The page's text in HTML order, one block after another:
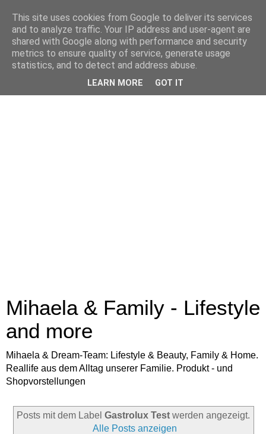
Mihaela & Family - Lifestyle
and more
Mihaela & Dream-Team: Lifestyle & Beauty, Family & Home.
Reallife aus dem Alltag unserer Familie. Produkt - und
Shopvorstellungen
Posts mit dem Label Gastrolux Testwerden angezeigt.
Alle Posts anzeigen
This site uses cookies from Google to deliver its services
and to analyze traffic. Your IP address and user-agent are
shared with Google along with performance and security
metrics to ensure quality of service, generate usage
statistics, and to detect and address abuse.
LEARN MORE GOT IT